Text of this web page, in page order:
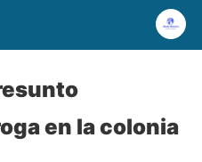
en la colonia